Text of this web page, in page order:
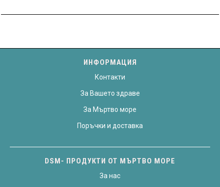
ИНФОРМАЦИЯ
Контакти
За Вашето здраве
За Мъртво море
Поръчки и доставка
DSM- ПРОДУКТИ ОТ МЪРТВО МОРЕ
За нас